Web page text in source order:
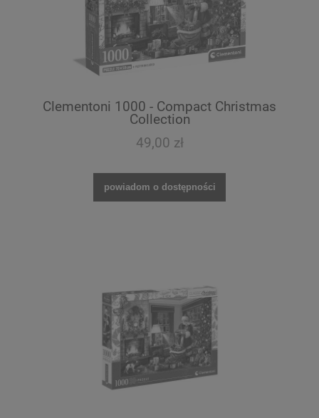
Clementoni 1000 - Compact Christmas
Collection
49,00 zł
powiadom o dostępności